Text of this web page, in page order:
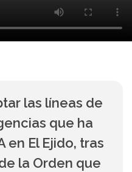
las líneas de
que ha
en El Ejido, tras
la Orden que